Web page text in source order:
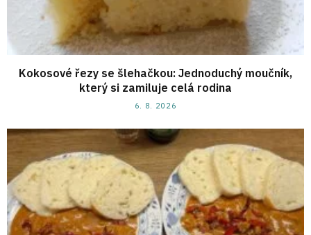
Kokosové řezy se šlehačkou: Jednoduchý moučník,
který si zamiluje celá rodina
6. 8. 2026